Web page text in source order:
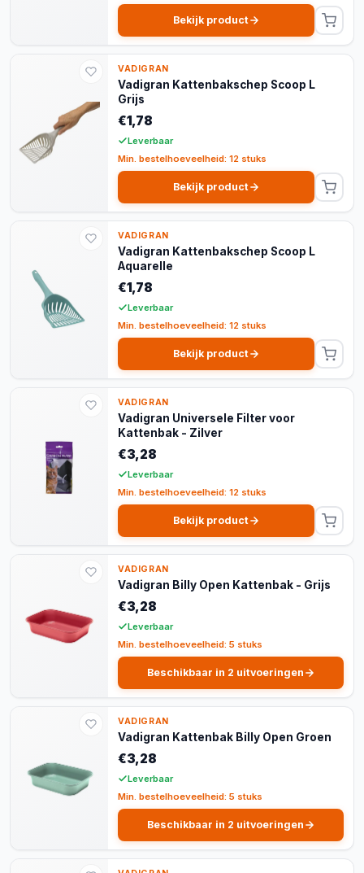
Bekijk product
VADIGRAN
Vadigran Kattenbakschep Scoop L
Grijs
€1,78
Leverbaar
Min. bestelhoeveelheid: 12 stuks
Bekijk product
VADIGRAN
Vadigran Kattenbakschep Scoop L
Aquarelle
€1,78
Leverbaar
Min. bestelhoeveelheid: 12 stuks
Bekijk product
VADIGRAN
Vadigran Universele Filter voor
Kattenbak - Zilver
€3,28
Leverbaar
Min. bestelhoeveelheid: 12 stuks
Bekijk product
VADIGRAN
Vadigran Billy Open Kattenbak - Grijs
€3,28
Leverbaar
Min. bestelhoeveelheid: 5 stuks
Beschikbaar in 2 uitvoeringen
VADIGRAN
Vadigran Kattenbak Billy Open Groen
€3,28
Leverbaar
Min. bestelhoeveelheid: 5 stuks
Beschikbaar in 2 uitvoeringen